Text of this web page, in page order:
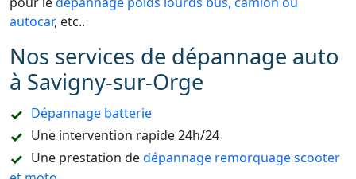
autocar, etc..
Nos services de dépannage auto
à Savigny-sur-Orge
Dépannage batterie
Une intervention rapide 24h/24
Une prestation dedépannage remorquage scooter